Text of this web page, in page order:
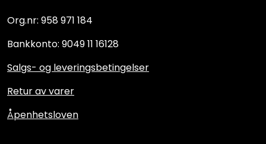
Org.nr: 958 971 184
Bankkonto: 9049 11 16128
Salgs- og leveringsbetingelser
Retur av varer
Åpenhetsloven